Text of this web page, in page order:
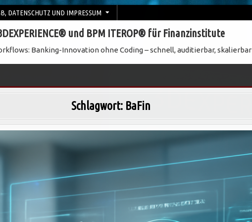
DATENSCHUTZ UND IMPRESSUM
und BPM ITEROP® für Finanzinstitute
Banking-Innovation ohne Coding – schnell, auditierbar, skalierbar
Schlagwort: BaFin